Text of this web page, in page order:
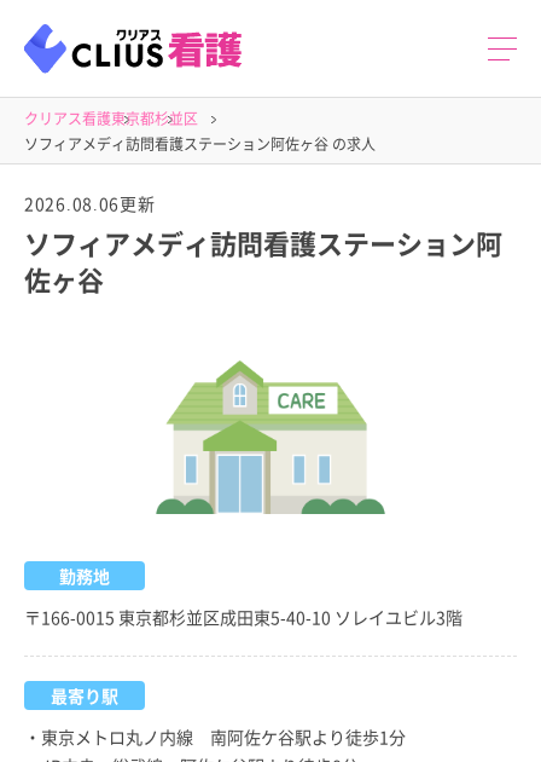
クリアス看護東京都杉並区
ソフィアメディ訪問看護ステーション阿佐ヶ谷 の求人
2026.08.06更新
ソフィアメディ訪問看護ステーション阿
佐ヶ谷
勤務地
〒166-0015 東京都杉並区成田東5-40-10 ソレイユビル3階
最寄り駅
・東京メトロ丸ノ内線 南阿佐ケ谷駅より徒歩1分